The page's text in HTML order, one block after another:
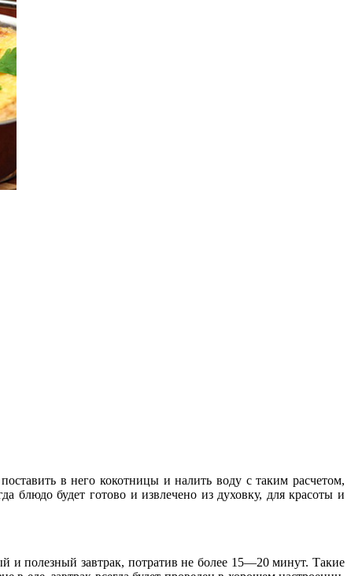
в него кокотницы и налить воду с таким расчетом,
блюдо будет готово и извлечено из духовку, для красоты и
и полезный завтрак, потратив не более 15—20 минут. Такие